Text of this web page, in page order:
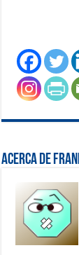
Acerca de